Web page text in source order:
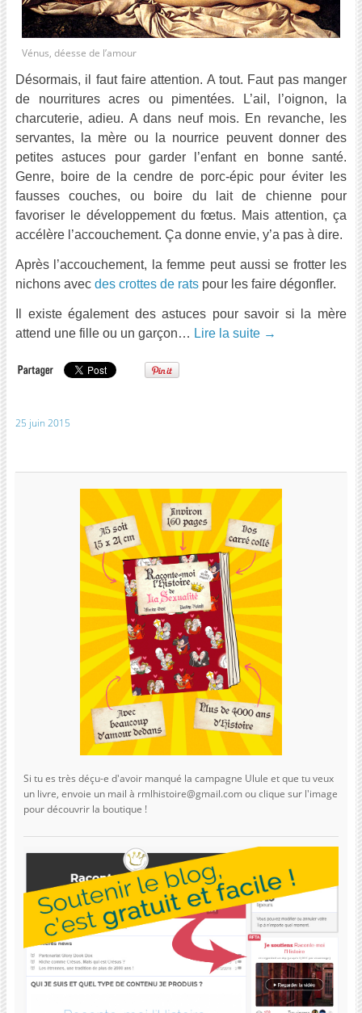
Vénus, déesse de l’amour
Désormais, il faut faire attention. A tout. Faut pas manger
de nourritures acres ou pimentées. L’ail, l’oignon, la
charcuterie, adieu. A dans neuf mois. En revanche, les
servantes, la mère ou la nourrice peuvent donner des
petites astuces pour garder l’enfant en bonne santé.
Genre, boire de la cendre de porc-épic pour éviter les
fausses couches, ou boire du lait de chienne pour
favoriser le développement du fœtus. Mais attention, ça
accélère l’accouchement. Ça donne envie, y’a pas à dire.
Après l’accouchement, la femme peut aussi se frotter les
nichons avec des crottes de ratspour les faire dégonfler.
Il existe également des astuces pour savoir si la mère
attend une fille ou un garçon… Lire la suite →
25 juin 2015
Si tu es très déçu-e d'avoir manqué la campagne Ulule et que tu veux
un livre, envoie un mail à rmlhistoire@gmail.com ou clique sur l'image
pour découvrir la boutique !